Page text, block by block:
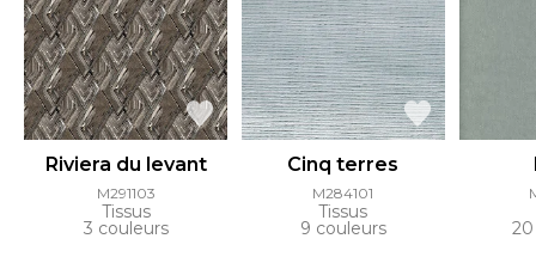
Riviera du levant
M291103
Tissus
3 couleurs
Cinq terres
M284101
Tissus
9 couleurs